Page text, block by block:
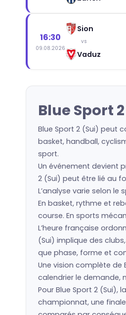
16:30
09.08.2026
Sion
vs
Vaduz
Blue Sport
Blue Sport 2 (Sui) peut
basket, handball,
sport.
Un événement devient
2 (Sui) peut être lié au
L’analyse varie selon
En basket, rythme et
course. En sports
L’heure française
(Sui) implique des
que phase, forme et
Une vision complète de
calendrier le demande,
Pour Blue Sport 2
championnat, une